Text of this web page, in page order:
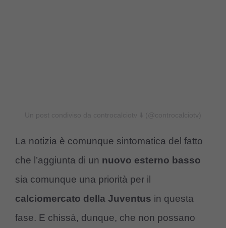
La notizia è comunque sintomatica del fatto
che l’aggiunta di un nuovo esterno basso
sia comunque una priorità per il
calciomercato della Juventus in questa
fase. E chissà, dunque, che non possano